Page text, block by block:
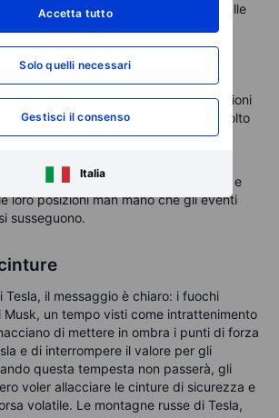
Accetta tutto
Solo quelli necessari
Gestisci il consenso
Italia
legge fiscale ha un impatto diretto sulle
di Tesla.
del robotaxi di Tesla:osservare
segnali operativi di successo o
del controllo degli investitori.
volatilità continua:aspettati oscillazioni
Musk rimarrà pubblicamente coinvolto
devono rimanere agili, informati e
loro posizioni man mano che gli eventi
susseguono.
Tesla, il messaggio è chiaro: i fuochi
un tempo visti come intrattenimento
di mettere in ombra i punti di forza
e di interrompere il valore per gli
questa tempesta non passerà, gli
voler allacciare le cinture di sicurezza e
volatile. Le montagne russe di Tesla,